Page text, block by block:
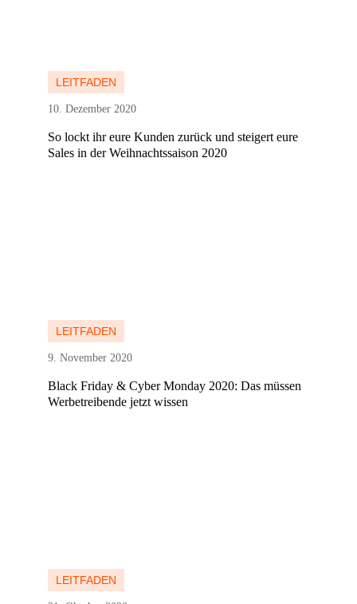
LEITFADEN
10. Dezember 2020
So lockt ihr eure Kunden zurück und steigert eure
Sales in der Weihnachtssaison 2020
LEITFADEN
9. November 2020
Black Friday & Cyber Monday 2020: Das müssen
Werbetreibende jetzt wissen
LEITFADEN